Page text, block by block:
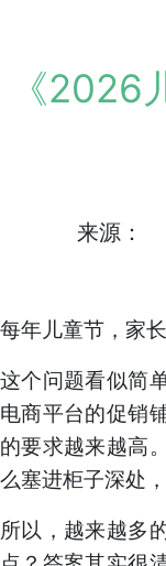
《2026
来源：
每年儿童节，家
这个问题看似简
电商平台的促销
的要求越来越高
么塞进柜子深处
所以，越来越多